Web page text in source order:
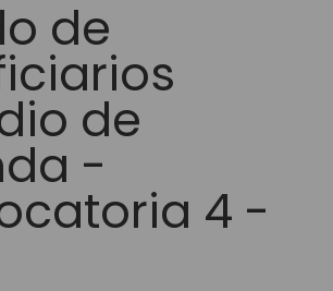
de
de
-
4 -